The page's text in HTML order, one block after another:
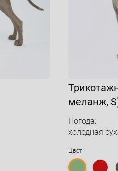
меланж,
Погода:
холодная
Цвет